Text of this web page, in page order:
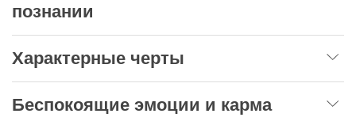
познании
Характерные черты
Беспокоящие эмоции и карма